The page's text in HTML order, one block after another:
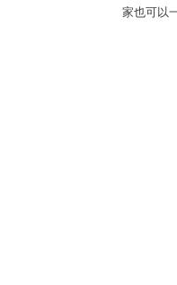
家也可以